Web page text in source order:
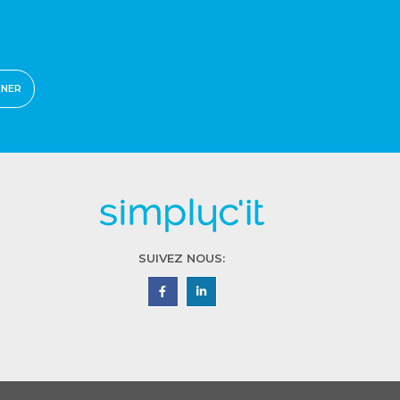
SUIVEZ NOUS: